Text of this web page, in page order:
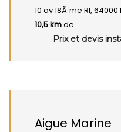
10 av 18Ã¨me RI, 64000
10,5 kmde
Prix et devis
Aigue Marine